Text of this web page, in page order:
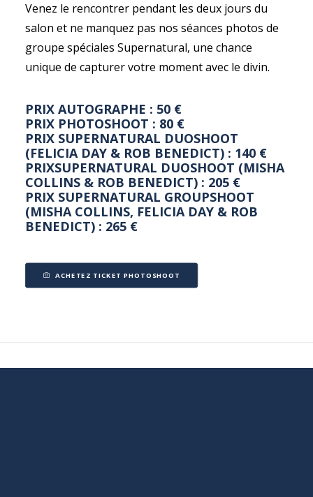
Venez le rencontrer pendant les deux jours du
salon et ne manquez pas nos séances photos de
groupe spéciales Supernatural, une chance
unique de capturer votre moment avec le divin.
PRIX AUTOGRAPHE : 50 €
PRIX PHOTOSHOOT : 80 €
PRIX SUPERNATURAL DUOSHOOT
(FELICIA DAY & ROB BENEDICT) : 140 €
PRIXSUPERNATURAL DUOSHOOT (MISHA
COLLINS & ROB BENEDICT) : 205 €
PRIX SUPERNATURAL GROUPSHOOT
(MISHA COLLINS, FELICIA DAY & ROB
BENEDICT) : 265 €
ACHETEZ TICKET PHOTOSHOOT